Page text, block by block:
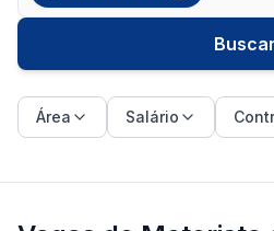
Buscar
Área Salário